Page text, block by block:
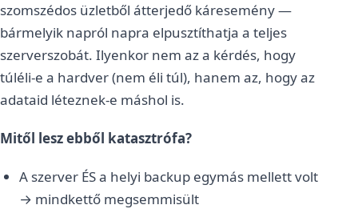
szomszédos üzletből átterjedő káresemény —
bármelyik napról napra elpusztíthatja a teljes
szerverszobát. Ilyenkor nem az a kérdés, hogy
túléli-e a hardver (nem éli túl), hanem az, hogy az
adataid léteznek-e máshol is.
Mitől lesz ebből katasztrófa?
A szerver ÉS a helyi backup egymás mellett volt
→ mindkettő megsemmisült